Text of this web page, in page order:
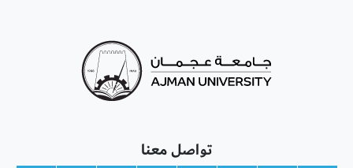
تواصل معنا